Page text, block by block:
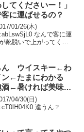
てくださいー！」
に運ばせるの？
01/26(木)
なんで客に運
靴脱いで上がってくれ
ん ウイスキー←わ
←たまにわかる
酒←暑ければ美味
04/30(日)
違うん？